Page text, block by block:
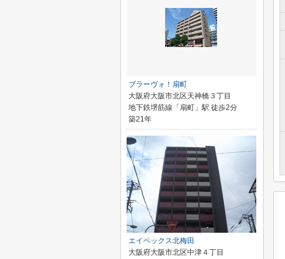
ブラーヴォ！扇町
大阪府大阪市北区天神橋３丁目
地下鉄堺筋線「扇町」駅 徒歩2分
築21年
エイペックス北梅田
大阪府大阪市北区中津４丁目